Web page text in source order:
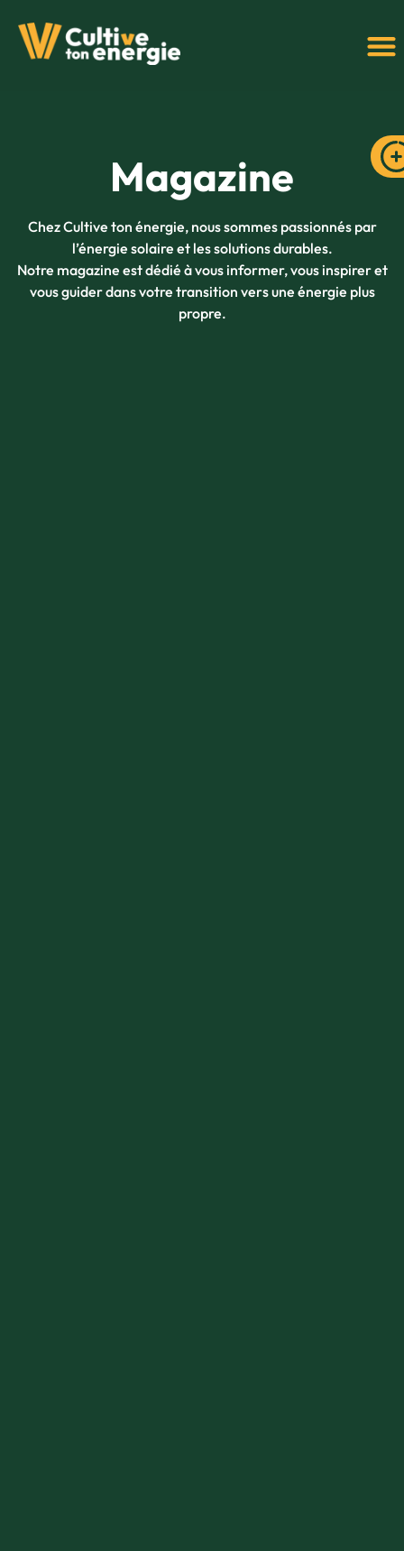
Magazine
Chez Cultive ton énergie, nous sommes passionnés par
l’énergie solaire et les solutions durables.
Notre magazine est dédié à vous informer, vous inspirer et
vous guider dans votre transition vers une énergie plus
propre.